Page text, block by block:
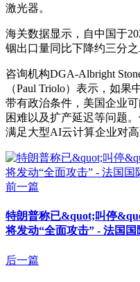
激光器。
海关数据显示，自中国于
铟出口量同比下降约三分之
咨询机构DGA-Albright
（Paul Triolo）表示，如
带有政治条件，美国企业
困难以及扩产延迟等问题
满足大型AI云计算企业对高
前一篇
特朗普称已&quot;叫停
将发动“全面攻击” - 法国国
后一篇